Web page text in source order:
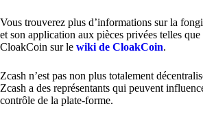
Vous trouverez plus d’informations sur la
et son application aux pièces privées telles que
CloakCoin sur le wiki de CloakCoin.
Zcash n’est pas non plus totalement
Zcash a des représentants qui peuvent
contrôle de la plate-forme.